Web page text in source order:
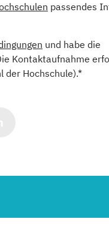
passendes
und habe die
Kontaktaufnahme
der Hochschule).*